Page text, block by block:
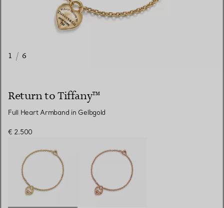
1 / 6
Return to Tiffany™
Full Heart Armband in Gelbgold
€ 2.500